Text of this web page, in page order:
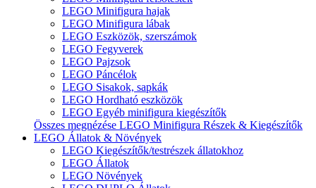
LEGO Minifigura hajak
LEGO Minifigura lábak
LEGO Eszközök, szerszámok
LEGO Fegyverek
LEGO Pajzsok
LEGO Páncélok
LEGO Sisakok, sapkák
LEGO Hordható eszközök
LEGO Egyéb minifigura kiegészítők
Összes megnézése LEGO Minifigura Részek & Kiegészítők
LEGO Állatok & Növények
LEGO Kiegészítők/testrészek állatokhoz
LEGO Állatok
LEGO Növények